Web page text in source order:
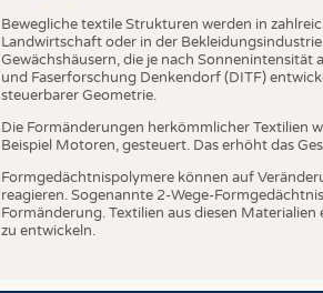
Bewegliche textile Strukturen werden in
Landwirtschaft oder in der
Gewächshäusern, die je nach
und Faserforschung Denkendorf (DITF)
steuerbarer Geometrie.
Die Formänderungen herkömmlicher Textilien
Beispiel Motoren, gesteuert. Das erhöht das
Formgedächtnispolymere können auf
reagieren. Sogenannte 2-Wege-
Formänderung. Textilien aus diesen
zu entwickeln.